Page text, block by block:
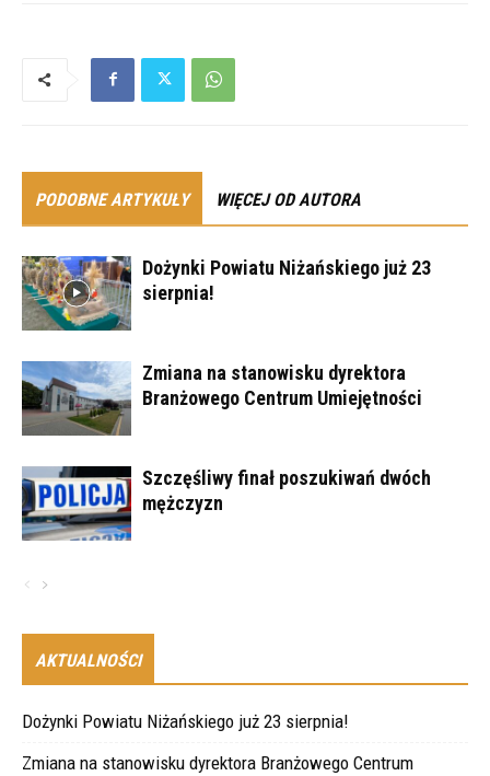
PODOBNE ARTYKUŁY WIĘCEJ OD AUTORA
Dożynki Powiatu Niżańskiego już 23
sierpnia!
Zmiana na stanowisku dyrektora
Branżowego Centrum Umiejętności
Szczęśliwy finał poszukiwań dwóch
mężczyzn
AKTUALNOŚCI
Dożynki Powiatu Niżańskiego już 23 sierpnia!
Zmiana na stanowisku dyrektora Branżowego Centrum